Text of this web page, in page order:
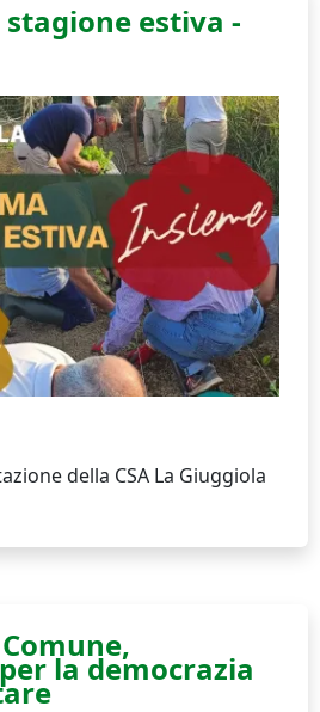
estiva -
della CSA La Giuggiola
la democrazia